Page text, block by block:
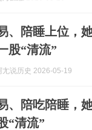
、陪睡上位，
股“清流”
尢说历史 2026-05-19
、陪吃陪睡，
“清流”